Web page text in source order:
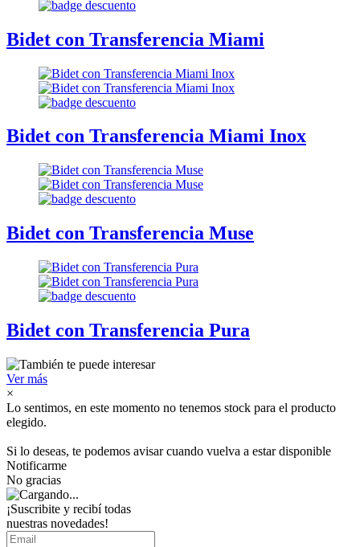
Bidet con Transferencia Miami
Bidet con Transferencia Miami Inox
Bidet con Transferencia Muse
Bidet con Transferencia Pura
Ver más
×
Lo sentimos, en este momento no tenemos stock para el producto
elegido.
Si lo deseas, te podemos avisar cuando vuelva a estar disponible
Notificarme
No gracias
¡Suscribite y recibí todas
nuestras novedades!